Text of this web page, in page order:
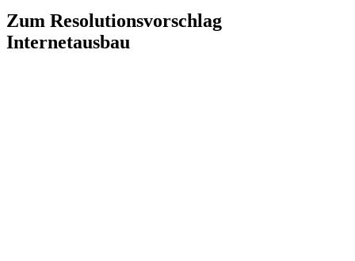
Zum Resolutionsvorschlag
Internetausbau